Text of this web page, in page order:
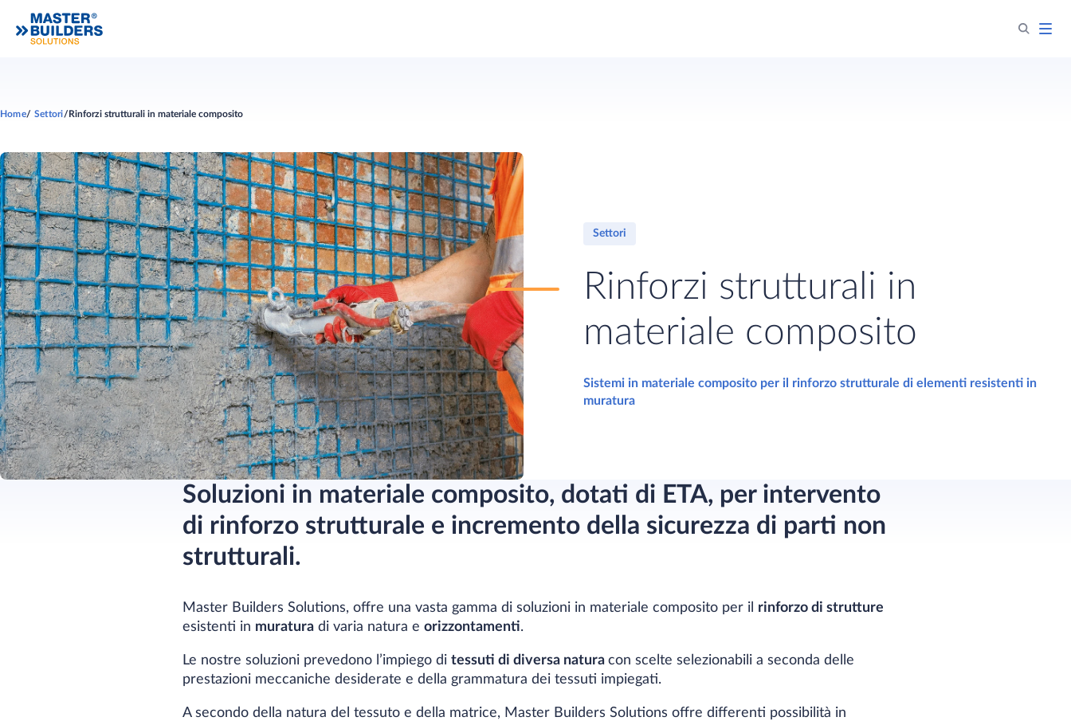
Home Settori Rinforzi strutturali in materiale composito
Settori
Rinforzi strutturali in
materiale composito
Sistemi in materiale composito per il rinforzo strutturale di elementi resistenti in
muratura
Soluzioni in materiale composito, dotati di ETA, per intervento
di rinforzo strutturale e incremento della sicurezza di parti non
strutturali.
Master Builders Solutions, offre una vasta gamma di soluzioni in materiale composito per il rinforzo di strutture
esistenti in muratura di varia natura e orizzontamenti.
Le nostre soluzioni prevedono l’impiego di tessuti di diversa natura con scelte selezionabili a seconda delle
prestazioni meccaniche desiderate e della grammatura dei tessuti impiegati.
A secondo della natura del tessuto e della matrice, Master Builders Solutions offre differenti possibilità in